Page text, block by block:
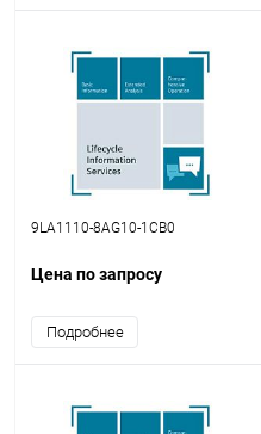
9LA1110-8AG10-1CB0
Цена по запросу
Подробнее